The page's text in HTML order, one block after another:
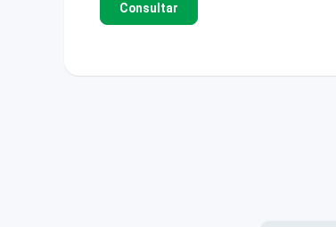
Consultar